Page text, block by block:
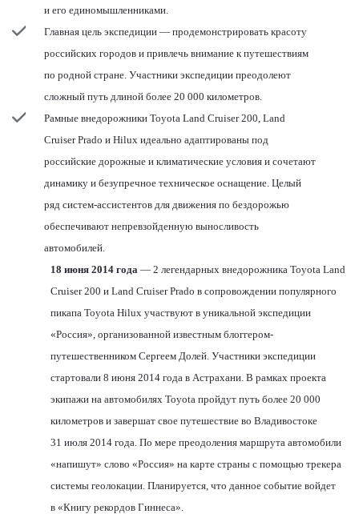
и его единомышленниками.
Главная цель экспедиции — продемонстрировать красоту
российских городов и привлечь внимание к путешествиям
по родной стране. Участники экспедиции преодолеют
сложный путь длиной более 20 000 километров.
Рамные внедорожники Toyota Land Cruiser 200, Land
Cruiser Prado и Hilux идеально адаптированы под
российские дорожные и климатические условия и сочетают
динамику и безупречное техническое оснащение. Целый
ряд систем-ассистентов для движения по бездорожью
обеспечивают непревзойденную выносливость
автомобилей.
18 июня 2014 года — 2 легендарных внедорожника Toyota Land
Cruiser 200 и Land Cruiser Prado в сопровождении популярного
пикапа Toyota Hilux участвуют в уникальной экспедиции
«Россия», организованной известным блоггером-
путешественником Сергеем Долей. Участники экспедиции
стартовали 8 июня 2014 года в Астрахани. В рамках проекта
экипажи на автомобилях Toyota пройдут путь более 20 000
километров и завершат свое путешествие во Владивостоке
31 июля 2014 года. По мере преодоления маршрута автомобили
«напишут» слово «Россия» на карте страны с помощью трекера
системы геолокации. Планируется, что данное событие войдет
в «Книгу рекордов Гиннеса».